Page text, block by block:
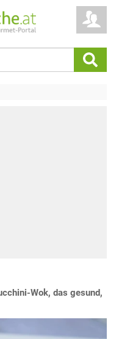
Wok, das gesund,